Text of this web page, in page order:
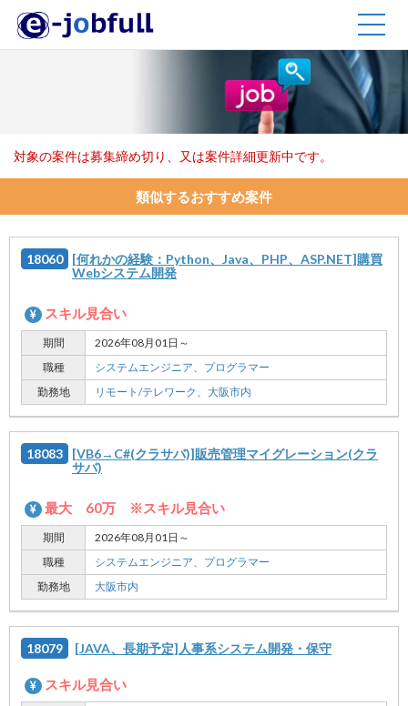
対象の案件は募集締め切り、又は案件詳細更新中です。
類似するおすすめ案件
18060
[何れかの経験：Python、Java、PHP、ASP.NET]購買
Webシステム開発
スキル見合い
期間
2026年08月01日～
職種
システムエンジニア、 プログラマー
勤務地
リモート/テレワーク、 大阪市内
18083
[VB6→C#(クラサバ)]販売管理マイグレーション(クラ
サバ)
最大 60万 ※スキル見合い
期間
2026年08月01日～
職種
システムエンジニア、 プログラマー
勤務地
大阪市内
18079 [JAVA、長期予定]人事系システム開発・保守
スキル見合い